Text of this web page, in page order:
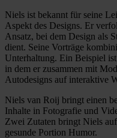
Niels ist bekannt für seine
Aspekt des Designs. Er
Ansatz, bei dem Design als
dient. Seine Vorträge
Unterhaltung. Ein Beispiel
in dem er zusammen mit
Autodesigns auf interaktive
Niels van Roij bringt einen
Inhalte in Fotografie und
Zwei Zutaten bringt Niels
gesunde Portion Humor.